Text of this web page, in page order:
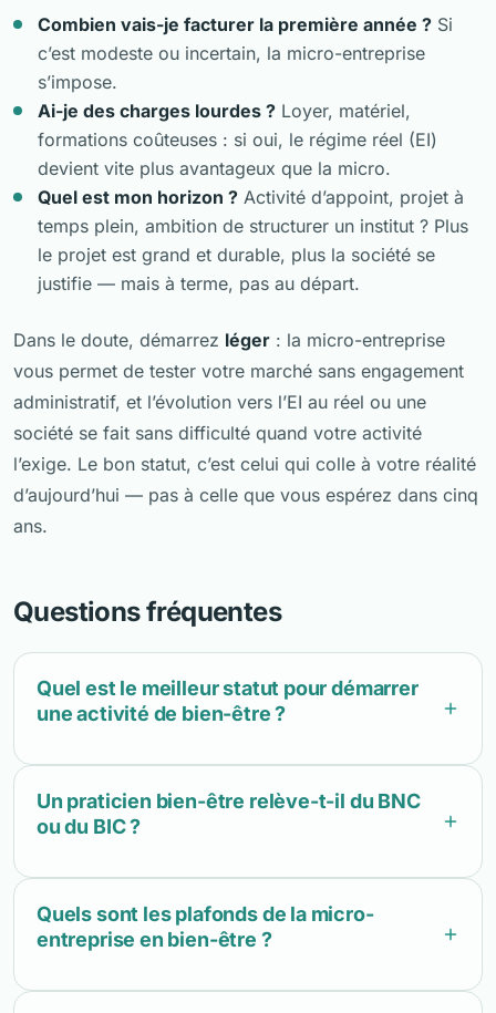
Combien vais-je facturer la première année ? Si
c’est modeste ou incertain, la micro-entreprise
s’impose.
Ai-je des charges lourdes ? Loyer, matériel,
formations coûteuses : si oui, le régime réel (EI)
devient vite plus avantageux que la micro.
Quel est mon horizon ? Activité d’appoint, projet à
temps plein, ambition de structurer un institut ? Plus
le projet est grand et durable, plus la société se
justifie — mais à terme, pas au départ.
Dans le doute, démarrez léger : la micro-entreprise
vous permet de tester votre marché sans engagement
administratif, et l’évolution vers l’EI au réel ou une
société se fait sans difficulté quand votre activité
l’exige. Le bon statut, c’est celui qui colle à votre réalité
d’aujourd’hui — pas à celle que vous espérez dans cinq
ans.
Questions fréquentes
Quel est le meilleur statut pour démarrer
une activité de bien-être ?
Un praticien bien-être relève-t-il du BNC
ou du BIC ?
Quels sont les plafonds de la micro-
entreprise en bien-être ?